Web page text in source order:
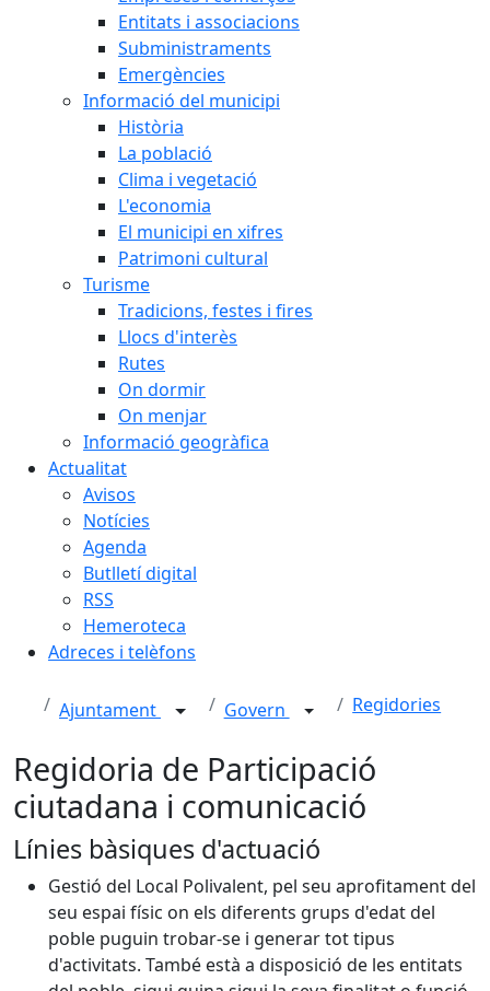
Entitats i associacions
Subministraments
Emergències
Informació del municipi
Història
La població
Clima i vegetació
L'economia
El municipi en xifres
Patrimoni cultural
Turisme
Tradicions, festes i fires
Llocs d'interès
Rutes
On dormir
On menjar
Informació geogràfica
Actualitat
Avisos
Notícies
Agenda
Butlletí digital
RSS
Hemeroteca
Adreces i telèfons
Ajuntament Govern Regidories
Regidoria de Participació
ciutadana i comunicació
Línies bàsiques d'actuació
Gestió del Local Polivalent, pel seu aprofitament del
seu espai físic on els diferents grups d'edat del
poble puguin trobar-se i generar tot tipus
d'activitats. També està a disposició de les entitats